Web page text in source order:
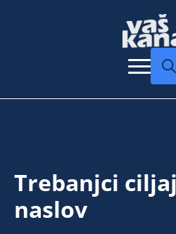
Trebanjci
naslov